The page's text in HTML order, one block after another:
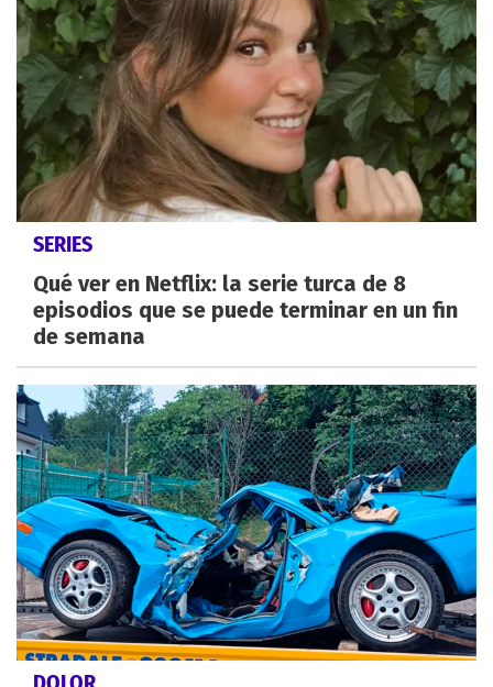
SERIES
Qué ver en Netflix: la serie turca de 8
episodios que se puede terminar en un fin
de semana